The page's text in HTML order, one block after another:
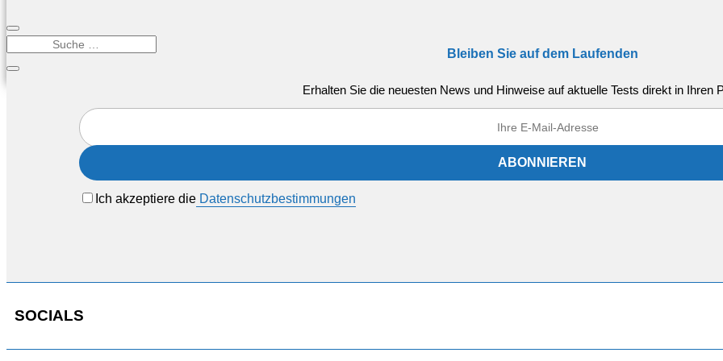
Bleiben Sie auf dem Laufenden
Erhalten Sie die neuesten News und Hinweise auf aktuelle Tests direkt in Ihren
Ich akzeptiere die Datenschutzbestimmungen
SOCIALS